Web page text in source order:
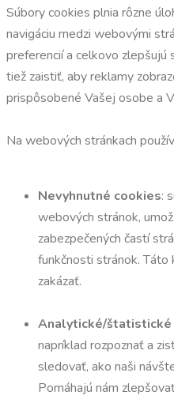
Súbory cookies plnia rôzne
navigáciu medzi webovými
preferencií a celkovo zlepšujú
tiež zaistiť, aby reklamy
prispôsobené Vašej osobe a
Na webových stránkach
Nevyhnutné cookies:
webových stránok,
zabezpečených častí
funkčnosti stránok. Táto
zakázať.
Analytické/štatistické
napríklad rozpoznať a
sledovať, ako naši
Pomáhajú nám